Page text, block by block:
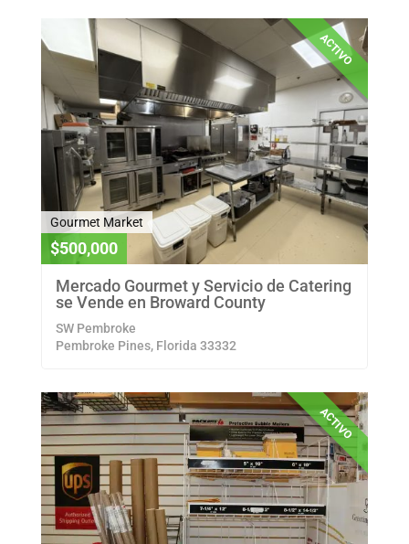
ACTIVO
Gourmet Market
$500,000
Mercado Gourmet y Servicio de Catering
se Vende en Broward County
SW Pembroke
Pembroke Pines, Florida 33332
ACTIVO